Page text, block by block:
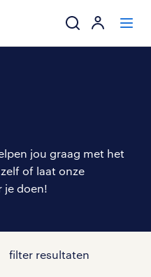
mijn carrière
over randstad
jou graag met het
of laat onze
je doen!
filter resultaten